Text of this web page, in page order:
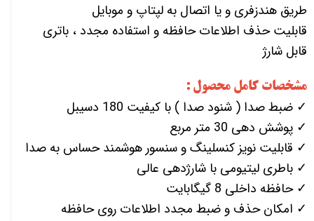
طریق هندزفری و یا اتصال به لپتاپ و موبایل
قابلیت حذف اطلاعات حافظه و استفاده مجدد ، باتری
قابل شارژ
مشخصات کامل محصول :
✓ ضبط صدا ( شنود صدا ) با کیفیت 180 دسیبل
✓ پوشش دهی 30 متر مربع
✓ قابلیت نویز کنسلینگ و سنسور هوشمند حساس به صدا
✓ باطری لیتیومی با شارژدهی عالی
✓ حافظه داخلی 8 گیگابایت
✓ امکان حذف و ضبط مجدد اطلاعات روی حافظه